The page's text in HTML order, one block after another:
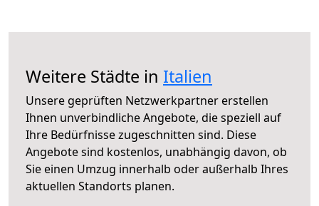
Weitere Städte in Italien
Unsere geprüften Netzwerkpartner erstellen
Ihnen unverbindliche Angebote, die speziell auf
Ihre Bedürfnisse zugeschnitten sind. Diese
Angebote sind kostenlos, unabhängig davon, ob
Sie einen Umzug innerhalb oder außerhalb Ihres
aktuellen Standorts planen.